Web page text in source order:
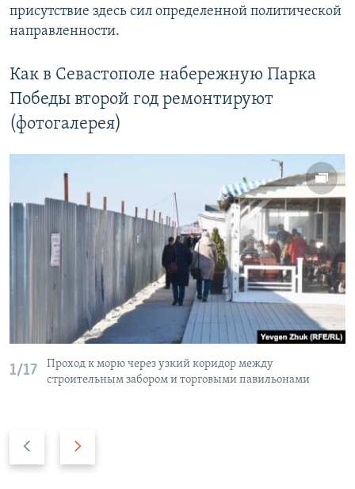
присутствие здесь сил определенной политической
направленности.
Как в Севастополе набережную Парка
Победы второй год ремонтируют
(фотогалерея)
1/17
Проход к морю через узкий коридор между
строительным забором и торговыми павильонами